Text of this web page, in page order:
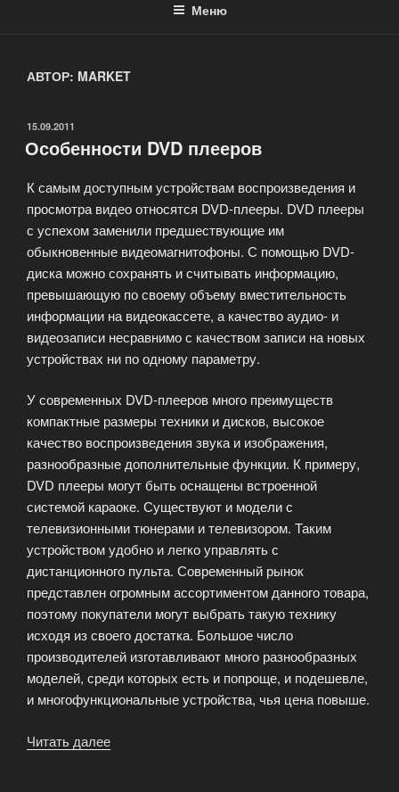
Меню
АВТОР: MARKET
ОПУБЛИКОВАНО
15.09.2011
Особенности DVD плееров
К самым доступным устройствам воспроизведения и
просмотра видео относятся DVD-плееры. DVD плееры
с успехом заменили предшествующие им
обыкновенные видеомагнитофоны. С помощью DVD-
диска можно сохранять и считывать информацию,
превышающую по своему объему вместительность
информации на видеокассете, а качество аудио- и
видеозаписи несравнимо с качеством записи на новых
устройствах ни по одному параметру.
У современных DVD-плееров много преимуществ
компактные размеры техники и дисков, высокое
качество воспроизведения звука и изображения,
разнообразные дополнительные функции. К примеру,
DVD плееры могут быть оснащены встроенной
системой караоке. Существуют и модели с
телевизионными тюнерами и телевизором. Таким
устройством удобно и легко управлять с
дистанционного пульта. Современный рынок
представлен огромным ассортиментом данного товара,
поэтому покупатели могут выбрать такую технику
исходя из своего достатка. Большое число
производителей изготавливают много разнообразных
моделей, среди которых есть и попроще, и подешевле,
и многофункциональные устройства, чья цена повыше.
Читать далее